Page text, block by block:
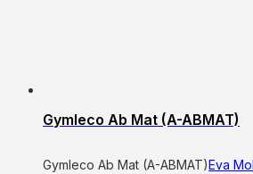
Gymleco Ab Mat (A-ABMAT)
Gymleco Ab Mat (A-ABMAT)Eva